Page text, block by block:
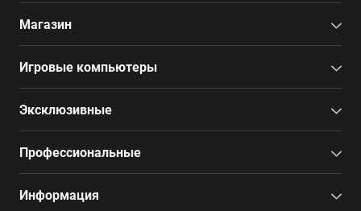
Магазин
Игровые компьютеры
Эксклюзивные
Профессиональные
Информация